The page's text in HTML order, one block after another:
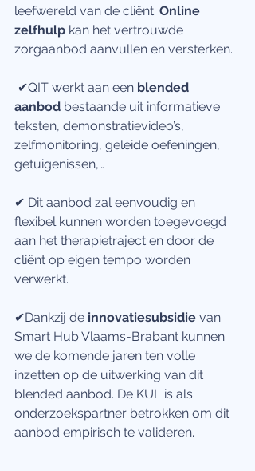
leefwereld van de cliënt. Online
zelfhulp kan het vertrouwde
zorgaanbod aanvullen en versterken.
✔QIT werkt aan een blended
aanbod bestaande uit informatieve
teksten, demonstratievideo’s,
zelfmonitoring, geleide oefeningen,
getuigenissen,…
✔ Dit aanbod zal eenvoudig en
flexibel kunnen worden toegevoegd
aan het therapietraject en door de
cliënt op eigen tempo worden
verwerkt.
✔Dankzij de innovatiesubsidie van
Smart Hub Vlaams-Brabant kunnen
we de komende jaren ten volle
inzetten op de uitwerking van dit
blended aanbod. De KUL is als
onderzoekspartner betrokken om dit
aanbod empirisch te valideren.